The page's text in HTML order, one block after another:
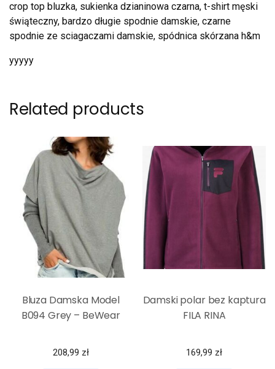
crop top bluzka, sukienka dzianinowa czarna, t-shirt męski
świąteczny, bardzo długie spodnie damskie, czarne
spodnie ze sciagaczami damskie, spódnica skórzana h&m
yyyyy
Related products
Bluza Damska Model
B094 Grey – BeWear
208,99 zł
Damski polar bez kaptura
FILA RINA
169,99 zł